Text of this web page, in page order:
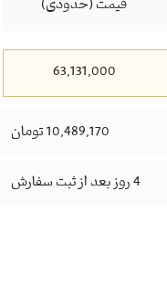
قیمت (حدودی)
63,131,000
10,489,170 تومان
4 روز بعد از ثبت سفارش